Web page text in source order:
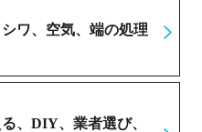
ワ、空気、端の処理
、DIY、業者選び、